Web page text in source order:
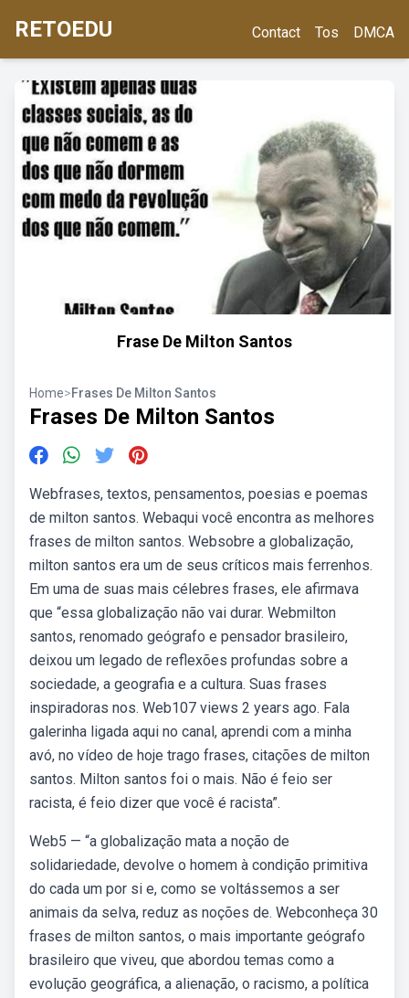
RETOEDU Contact Tos DMCA
Frase De Milton Santos
Home>Frases De Milton Santos
Frases De Milton Santos
Webfrases, textos, pensamentos, poesias e poemas
de milton santos. Webaqui você encontra as melhores
frases de milton santos. Websobre a globalização,
milton santos era um de seus críticos mais ferrenhos.
Em uma de suas mais célebres frases, ele afirmava
que “essa globalização não vai durar. Webmilton
santos, renomado geógrafo e pensador brasileiro,
deixou um legado de reflexões profundas sobre a
sociedade, a geografia e a cultura. Suas frases
inspiradoras nos. Web107 views 2 years ago. Fala
galerinha ligada aqui no canal, aprendi com a minha
avó, no vídeo de hoje trago frases, citações de milton
santos. Milton santos foi o mais. Não é feio ser
racista, é feio dizer que você é racista”.
Web5 — “a globalização mata a noção de
solidariedade, devolve o homem à condição primitiva
do cada um por si e, como se voltássemos a ser
animais da selva, reduz as noções de. Webconheça 30
frases de milton santos, o mais importante geógrafo
brasileiro que viveu, que abordou temas como a
evolução geográfica, a alienação, o racismo, a política